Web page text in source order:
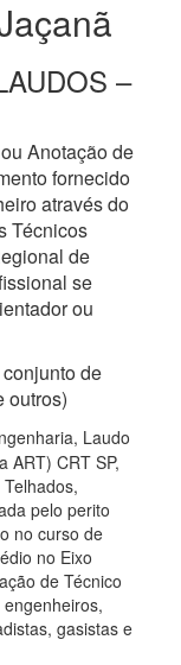
–
Anotação de
fornecido
através do
Técnicos
de
se
ou
de
outros)
Laudo
ART) CRT SP,
pelo perito
no curso de
no Eixo
de Técnico
gasistas e